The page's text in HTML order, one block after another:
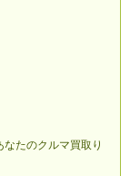
たのクルマ買取り